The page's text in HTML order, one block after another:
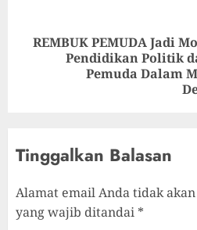
REMBUK PEMUDA Jadi
Pendidikan Politik
Pemuda Dalam
Tinggalkan Balasan
Alamat email Anda tidak
yang wajib ditandai *